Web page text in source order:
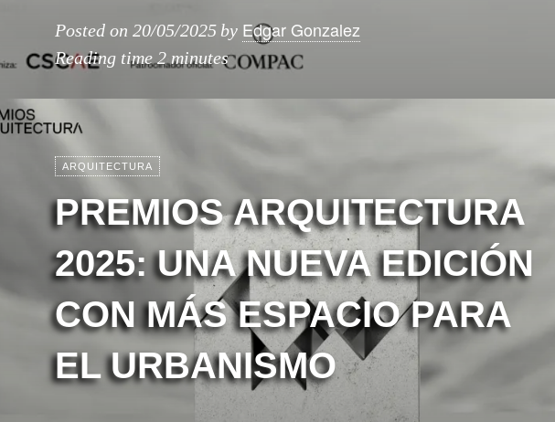
Posted on 20/05/2025 by Edgar Gonzalez
Reading time 2 minutes
ARQUITECTURA
PREMIOS ARQUITECTURA
2025: UNA NUEVA EDICIÓN
CON MÁS ESPACIO PARA
EL URBANISMO